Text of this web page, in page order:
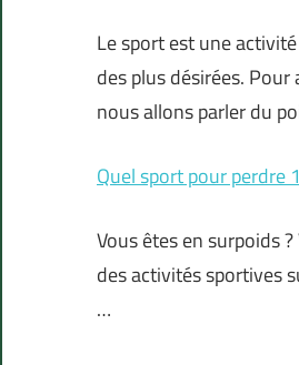
Le sport est une
des plus désirées.
nous allons parler du
Quel sport pour perdre
Vous êtes en surpoids
des activités sportives
…